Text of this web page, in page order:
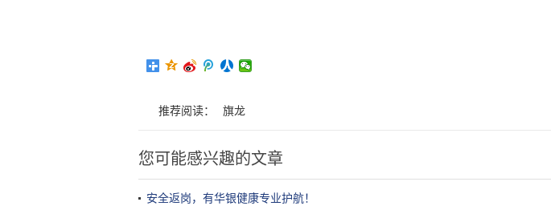
推荐阅读： 旗龙
您可能感兴趣的文章
安全返岗，有华银健康专业护航！